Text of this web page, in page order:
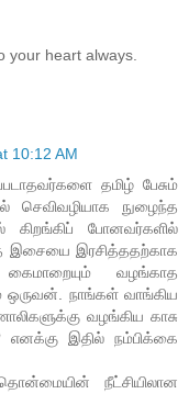
your heart always.
10:12 AM
தமிழ் பேசும்
செவிவழியாக நுழைந்த
போனவர்களில்
இசையை இரசித்ததற்காக
வழங்காத
ஒருவன். நாங்கள் வாங்கிய
வழங்கிய காசு
எனக்கு இதில் நம்பிக்கை
நீட்சியிலான